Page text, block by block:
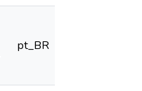
pt_BR